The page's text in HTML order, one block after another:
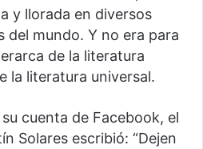
y llorada en diversos
del mundo. Y no era para
de la literatura
la literatura universal.
cuenta de Facebook, el
Solares escribió: “Dejen